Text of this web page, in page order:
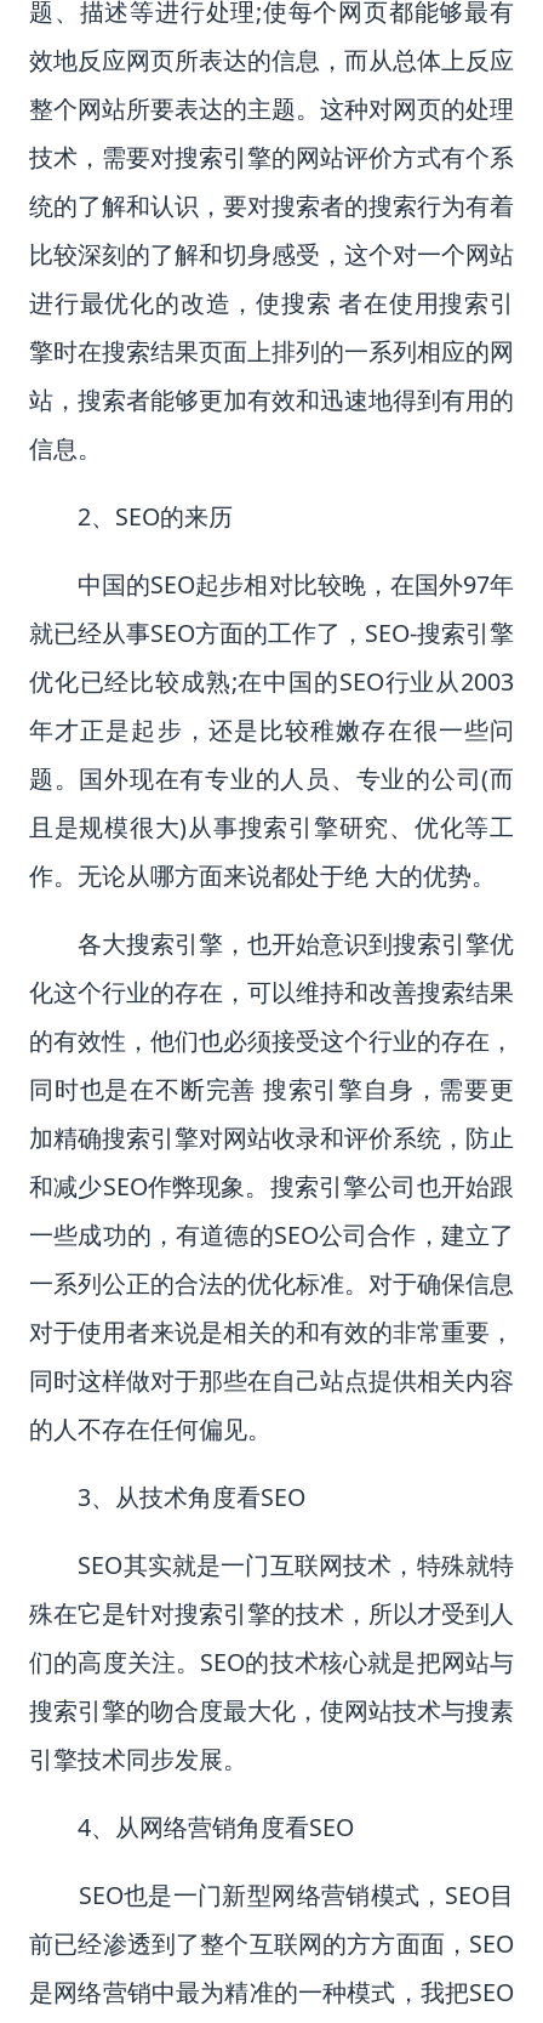
题、描述等进行处理;使每个网页都能够最有
效地反应网页所表达的信息，而从总体上反应
整个网站所要表达的主题。这种对网页的处理
技术，需要对搜索引擎的网站评价方式有个系
统的了解和认识，要对搜索者的搜索行为有着
比较深刻的了解和切身感受，这个对一个网站
进行最优化的改造，使搜索 者在使用搜索引
擎时在搜索结果页面上排列的一系列相应的网
站，搜索者能够更加有效和迅速地得到有用的
信息。
2、 SEO的来历
中国的SEO起步相对比较晚，在国外97年
就已经从事SEO方面的工作了， SEO-搜索引擎
优化已经比较成熟;在中国的SEO行业从2003
年才正是起步，还是比较稚嫩存在很一些问
题。国外现在有专业的人员、专业的公司(而
且是规模很大)从事搜索引擎研究、优化等工
作。无论从哪方面来说都处于绝 大的优势。
各大搜索引擎，也开始意识到搜索引擎优
化这个行业的存在，可以维持和改善搜索结果
的有效性，他们也必须接受这个行业的存在，
同时也是在不断完善 搜索引擎自身，需要更
加精确搜索引擎对网站收录和评价系统，防止
和减少SEO作弊现象。搜索引擎公司也开始跟
一些成功的，有道德的SEO公司合作，建立了
一系列公正的合法的优化标准。对于确保信息
对于使用者来说是相关的和有效的非常重要，
同时这样做对于那些在自己站点提供相关内容
的人不存在任何偏见。
3、从技术角度看SEO
SEO其实就是一门互联网技术，特殊就特
殊在它是针对搜索引擎的技术，所以才受到人
们的高度关注。 SEO的技术核心就是把网站与
搜索引擎的吻合度最大化，使网站技术与搜素
引擎技术同步发展。
4、从网络营销角度看SEO
SEO也是一门新型网络营销模式， SEO目
前已经渗透到了整个互联网的方方面面， SEO
是网络营销中最为精准的一种模式，我把SEO